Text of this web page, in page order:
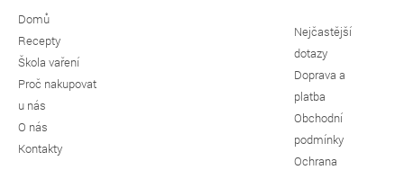
Domů
Recepty
Škola vaření
Proč nakupovat
u nás
O nás
Kontakty
Nejčastější
dotazy
Doprava a
platba
Obchodní
podmínky
Ochrana